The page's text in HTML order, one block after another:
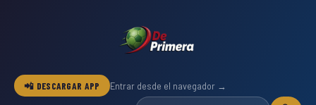
📲 DESCARGAR APP Entrar desde el navegador →